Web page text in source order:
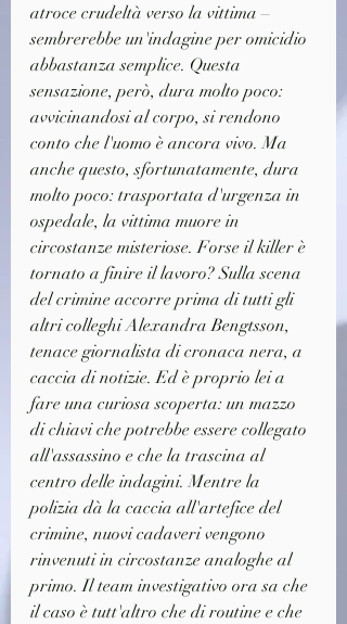
atroce crudeltà verso la vittima –
sembrerebbe un'indagine per omicidio
abbastanza semplice. Questa
sensazione, però, dura molto poco:
avvicinandosi al corpo, si rendono
conto che l'uomo è ancora vivo. Ma
anche questo, sfortunatamente, dura
molto poco: trasportata d'urgenza in
ospedale, la vittima muore in
circostanze misteriose. Forse il killer è
tornato a finire il lavoro? Sulla scena
del crimine accorre prima di tutti gli
altri colleghi Alexandra Bengtsson,
tenace giornalista di cronaca nera, a
caccia di notizie. Ed è proprio lei a
fare una curiosa scoperta: un mazzo
di chiavi che potrebbe essere collegato
all'assassino e che la trascina al
centro delle indagini. Mentre la
polizia dà la caccia all'artefice del
crimine, nuovi cadaveri vengono
rinvenuti in circostanze analoghe al
primo. Il team investigativo ora sa che
il caso è tutt'altro che di routine e che